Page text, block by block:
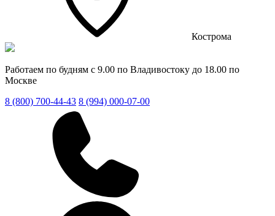
Кострома
Работаем по будням с 9.00 по Владивостоку до 18.00 по
Москве
8 (800) 700-44-43 8 (994) 000-07-00